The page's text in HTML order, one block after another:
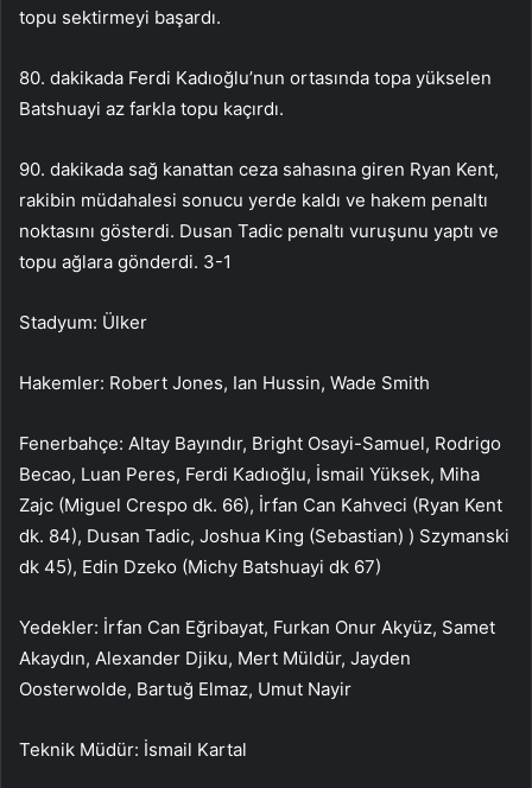
topu sektirmeyi başardı.
80. dakikada Ferdi Kadıoğlu’nun ortasında topa yükselen
Batshuayi az farkla topu kaçırdı.
90. dakikada sağ kanattan ceza sahasına giren Ryan Kent,
rakibin müdahalesi sonucu yerde kaldı ve hakem penaltı
noktasını gösterdi. Dusan Tadic penaltı vuruşunu yaptı ve
topu ağlara gönderdi. 3-1
Stadyum: Ülker
Hakemler: Robert Jones, Ian Hussin, Wade Smith
Fenerbahçe: Altay Bayındır, Bright Osayi-Samuel, Rodrigo
Becao, Luan Peres, Ferdi Kadıoğlu, İsmail Yüksek, Miha
Zajc (Miguel Crespo dk. 66), İrfan Can Kahveci (Ryan Kent
dk. 84), Dusan Tadic, Joshua King (Sebastian) ) Szymanski
dk 45), Edin Dzeko (Michy Batshuayi dk 67)
Yedekler: İrfan Can Eğribayat, Furkan Onur Akyüz, Samet
Akaydın, Alexander Djiku, Mert Müldür, Jayden
Oosterwolde, Bartuğ Elmaz, Umut Nayir
Teknik Müdür: İsmail Kartal